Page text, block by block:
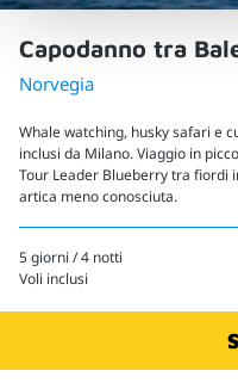
Capodanno tra
Norvegia
Whale watching, husky safari e
inclusi da Milano. Viaggio in
Tour Leader Blueberry tra fiordi
artica meno conosciuta.
5 giorni / 4 notti
Voli inclusi